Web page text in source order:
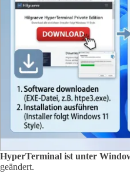
HyperTerminal ist unter
geändert.